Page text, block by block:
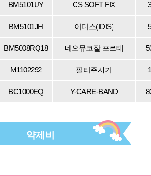
BM5101UY CS SOFT FIX
BM5101JH 이디스(IDIS)
BM5008RQ18 네오뮤코잘 포르테
M1102292 필터주사기
BC1000EQ Y-CARE-BAND
약제비